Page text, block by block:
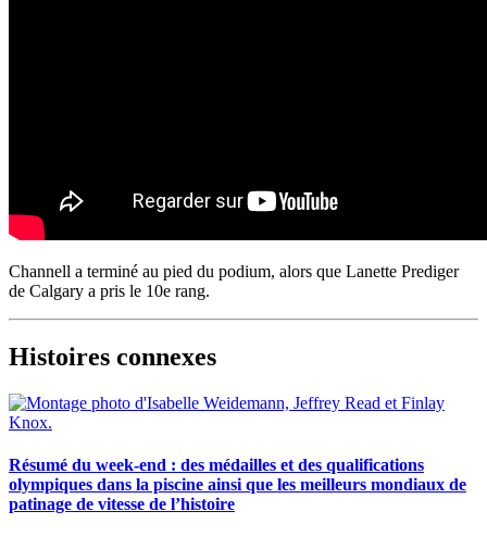
Channell a terminé au pied du podium, alors que Lanette Prediger
de Calgary a pris le 10e rang.
Histoires connexes
Résumé du week-end : des médailles et des qualifications
olympiques dans la piscine ainsi que les meilleurs mondiaux de
patinage de vitesse de l’histoire